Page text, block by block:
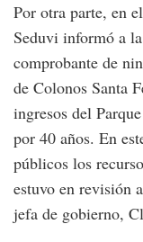
Por otra parte, en
Seduvi informó a
comprobante de
de Colonos Santa
ingresos del
por 40 años. En
públicos los
estuvo en revisión
jefa de gobierno,